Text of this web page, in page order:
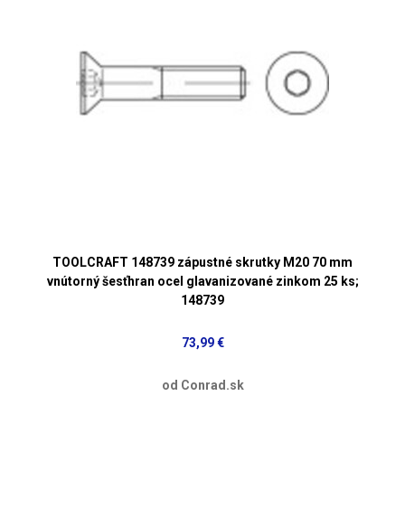
TOOLCRAFT 148739 zápustné skrutky M20 70 mm
vnútorný šesťhran ocel glavanizované zinkom 25 ks;
148739
73,99 €
od Conrad.sk